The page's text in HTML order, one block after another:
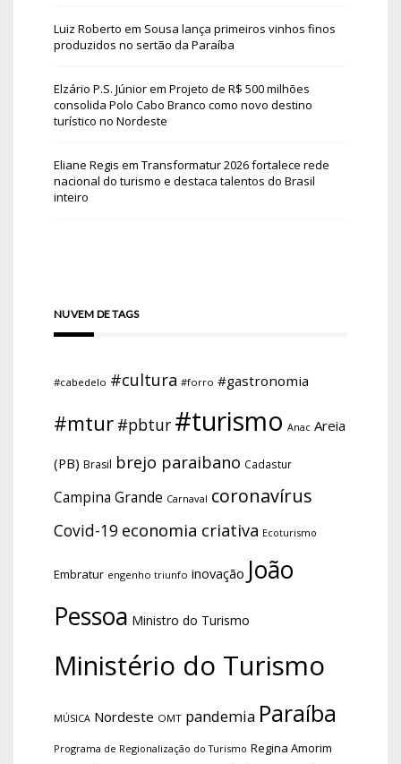
Luiz Roberto em Sousa lança primeiros vinhos finos
produzidos no sertão da Paraíba
Elzário P.S. Júniorem Projeto de R$ 500 milhões
consolida Polo Cabo Branco como novo destino
turístico no Nordeste
Eliane Regis em Transformatur 2026 fortalece rede
nacional do turismo e destaca talentos do Brasil
inteiro
NUVEM DE TAGS
#cabedelo #cultura #forro #gastronomia
#mtur #pbtur #turismo Anac Areia
(PB) Brasil brejo paraibano Cadastur
Campina Grande Carnaval coronavírus
Covid-19 economia criativa Ecoturismo
Embratur engenho triunfo inovação João
Pessoa Ministro do Turismo
Ministério do Turismo
MÚSICA Nordeste OMT pandemia Paraíba
Programa de Regionalização do Turismo Regina Amorim